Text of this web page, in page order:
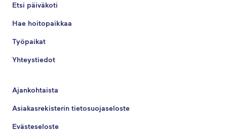
Etsi päiväkoti
Hae hoitopaikkaa
Työpaikat
Yhteystiedot
Ajankohtaista
Asiakasrekisterin tietosuojaseloste
Evästeseloste